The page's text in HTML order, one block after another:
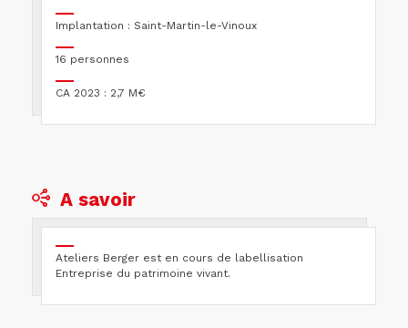
Implantation : Saint-Martin-le-Vinoux
16 personnes
CA 2023 : 2,7 M€
A savoir
Ateliers Berger est en cours de labellisation
Entreprise du patrimoine vivant.